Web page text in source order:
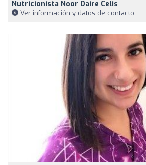
Nutricionista Noor Daire Celis
Ver información y datos de contacto